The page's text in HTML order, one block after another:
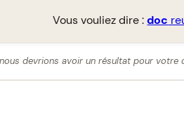
Vous vouliez dire :doc
devrions avoir un résultat pour votre